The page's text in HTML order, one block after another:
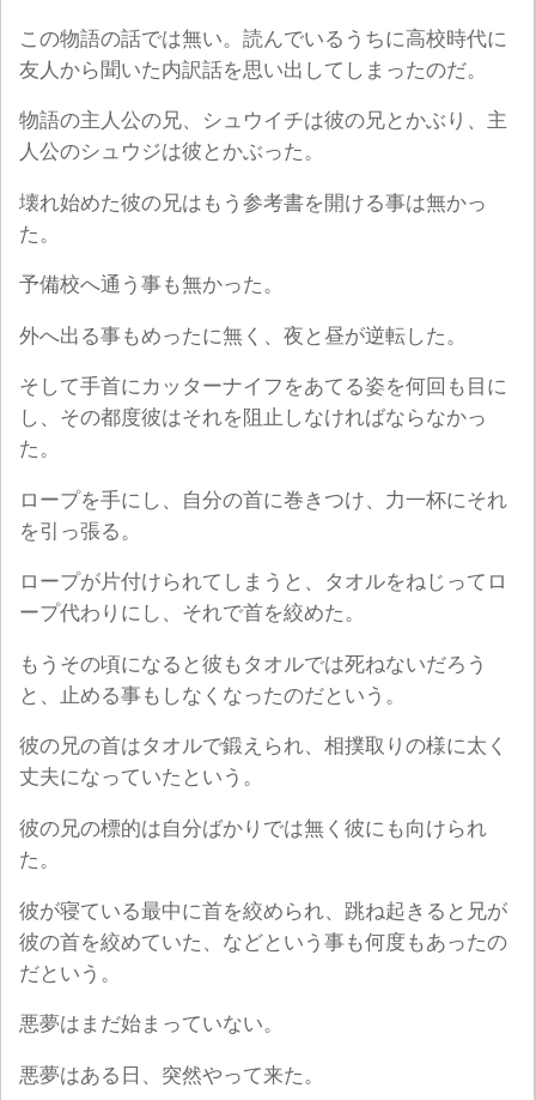
この物語の話では無い。読んでいるうちに高校時代に
友人から聞いた内訳話を思い出してしまったのだ。
物語の主人公の兄、シュウイチは彼の兄とかぶり、主
人公のシュウジは彼とかぶった。
壊れ始めた彼の兄はもう参考書を開ける事は無かっ
た。
予備校へ通う事も無かった。
外へ出る事もめったに無く、夜と昼が逆転した。
そして手首にカッターナイフをあてる姿を何回も目に
し、その都度彼はそれを阻止しなければならなかっ
た。
ロープを手にし、自分の首に巻きつけ、力一杯にそれ
を引っ張る。
ロープが片付けられてしまうと、タオルをねじってロ
ープ代わりにし、それで首を絞めた。
もうその頃になると彼もタオルでは死ねないだろう
と、止める事もしなくなったのだという。
彼の兄の首はタオルで鍛えられ、相撲取りの様に太く
丈夫になっていたという。
彼の兄の標的は自分ばかりでは無く彼にも向けられ
た。
彼が寝ている最中に首を絞められ、跳ね起きると兄が
彼の首を絞めていた、などという事も何度もあったの
だという。
悪夢はまだ始まっていない。
悪夢はある日、突然やって来た。